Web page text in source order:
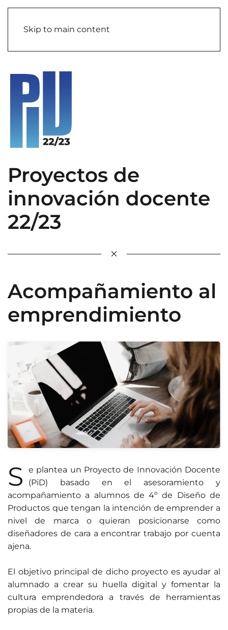
Skip to main content
Proyectos de
innovación docente
22/23
Acompañamiento al
emprendimiento
S
e plantea un Proyecto de Innovación Docente
(PiD) basado en el asesoramiento y
acompañamiento a alumnos de 4º de Diseño de
Productos que tengan la intención de emprender a
nivel de marca o quieran posicionarse como
diseñadores de cara a encontrar trabajo por cuenta
ajena.
El objetivo principal de dicho proyecto es ayudar al
alumnado a crear su huella digital y fomentar la
cultura emprendedora a través de herramientas
propias de la materia.